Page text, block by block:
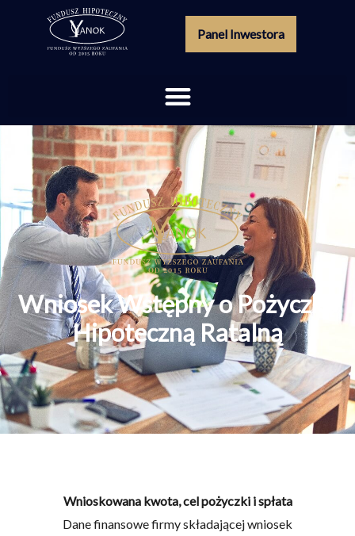
Panel Inwestora
Wniosek Wstępny o Pożyczkę
Hipoteczną Ratalną
Wnioskowana kwota, cel pożyczki i spłata
Dane finansowe firmy składającej wniosek